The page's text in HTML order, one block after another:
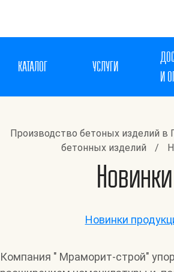
КАТАЛОГ УСЛУГИ
И
Производство бетоных изделий в
бетонных изделий
/
Новинки
Новинки
Компания " Мраморит-строй"